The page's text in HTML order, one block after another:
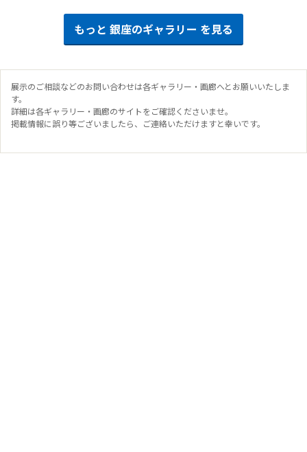
もっと 銀座のギャラリー を見る
展示のご相談などのお問い合わせは各ギャラリー・画廊へとお願いいたしま
す。
詳細は各ギャラリー・画廊のサイトをご確認くださいませ。
掲載情報に誤り等ございましたら、ご連絡いただけますと幸いです。